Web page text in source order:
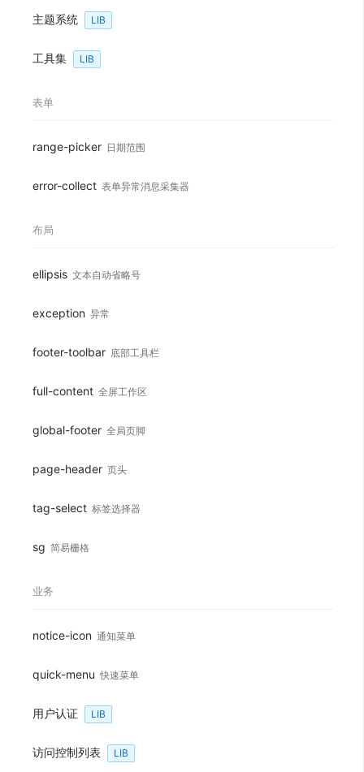
主题系统 LIB
工具集 LIB
表单
range-picker 日期范围
error-collect 表单异常消息采集器
布局
ellipsis 文本自动省略号
exception 异常
footer-toolbar 底部工具栏
full-content 全屏工作区
global-footer 全局页脚
page-header 页头
tag-select 标签选择器
sg 简易栅格
业务
notice-icon 通知菜单
quick-menu 快速菜单
用户认证 LIB
访问控制列表 LIB